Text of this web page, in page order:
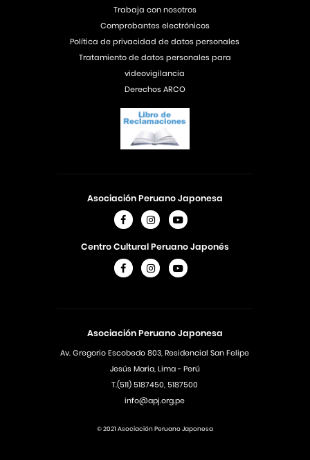
Asociación Peruano Japonesa
Av. Gregorio Escobedo 803, Residencial San Felipe
Jesús Maria, Lima - Perú
T.(511) 5187450, 5187500
info@apj.org.pe
Asociación Peruano Japonesa
Centro Cultural Peruano Japonés
Trabaja con nosotros
Comprobantes electrónicos
Política de privacidad de datos personales
Tratamiento de datos personales para
videovigilancia
Derechos ARCO
© 2021 Asociación Peruano Japonesa